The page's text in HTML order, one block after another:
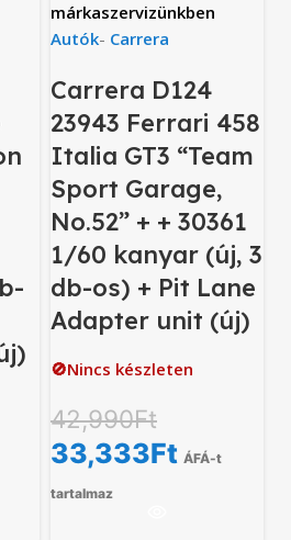
márkaszervizünkben
Autók- Carrera
Carrera D124
23943 Ferrari 458
Italia GT3 “Team
Sport Garage,
No.52” + + 30361
1/60 kanyar (új, 3
db-os) + Pit Lane
Adapter unit (új)
🚫Nincs készleten
42,990Ft
33,333Ft ÁFÁ-t
tartalmaz